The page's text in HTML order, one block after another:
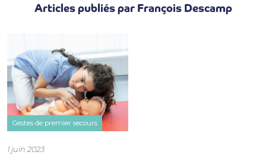
Articles publiés par François Descamp
Gestes de premier secours
1 juin 2023